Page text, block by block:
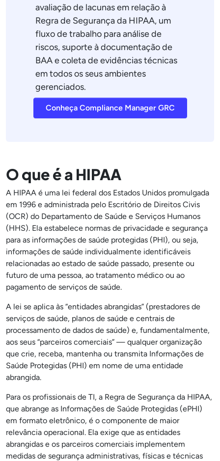
avaliação de lacunas em relação à
Regra de Segurança da HIPAA, um
fluxo de trabalho para análise de
riscos, suporte à documentação de
BAA e coleta de evidências técnicas
em todos os seus ambientes
gerenciados.
Conheça Compliance Manager GRC
O que é a HIPAA
A HIPAA é uma lei federal dos Estados Unidos promulgada
em 1996 e administrada pelo Escritório de Direitos Civis
(OCR) do Departamento de Saúde e Serviços Humanos
(HHS). Ela estabelece normas de privacidade e segurança
para as informações de saúde protegidas (PHI), ou seja,
informações de saúde individualmente identificáveis
relacionadas ao estado de saúde passado, presente ou
futuro de uma pessoa, ao tratamento médico ou ao
pagamento de serviços de saúde.
A lei se aplica às “entidades abrangidas” (prestadores de
serviços de saúde, planos de saúde e centrais de
processamento de dados de saúde) e, fundamentalmente,
aos seus “parceiros comerciais” — qualquer organização
que crie, receba, mantenha ou transmita Informações de
Saúde Protegidas (PHI) em nome de uma entidade
abrangida.
Para os profissionais de TI, a Regra de Segurança da HIPAA,
que abrange as Informações de Saúde Protegidas (ePHI)
em formato eletrônico, é o componente de maior
relevância operacional. Ela exige que as entidades
abrangidas e os parceiros comerciais implementem
medidas de segurança administrativas, físicas e técnicas